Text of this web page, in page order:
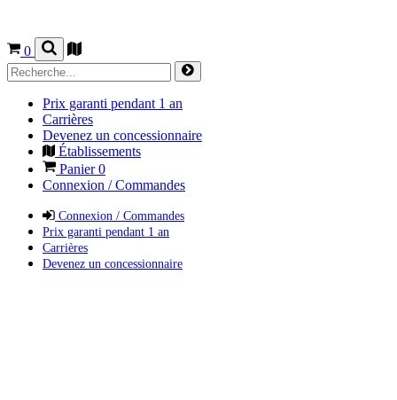
0
Prix garanti pendant 1 an
Carrières
Devenez un concessionnaire
Établissements
Panier0
Connexion / Commandes
Connexion / Commandes
Prix garanti pendant 1 an
Carrières
Devenez un concessionnaire